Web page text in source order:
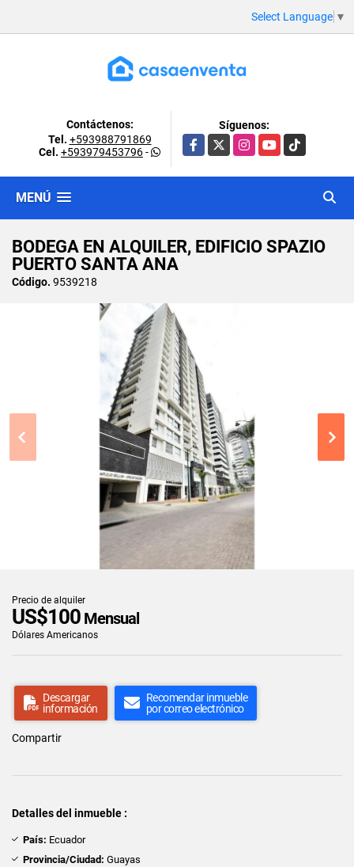
Select Language ▼
Contáctenos:
Tel. +593988791869
Cel. +593979453796-
Síguenos:
Facebook
X InstagramYouTubeTikTok
MENÚ
BODEGA EN ALQUILER, EDIFICIO SPAZIO
PUERTO SANTA ANA
Código. 9539218
Precio de alquiler
US$100 Mensual
Dólares Americanos
Descargar
información
Recomendar inmueble
por correo electrónico
Compartir
Detalles del inmueble :
País: Ecuador
Provincia/Ciudad: Guayas